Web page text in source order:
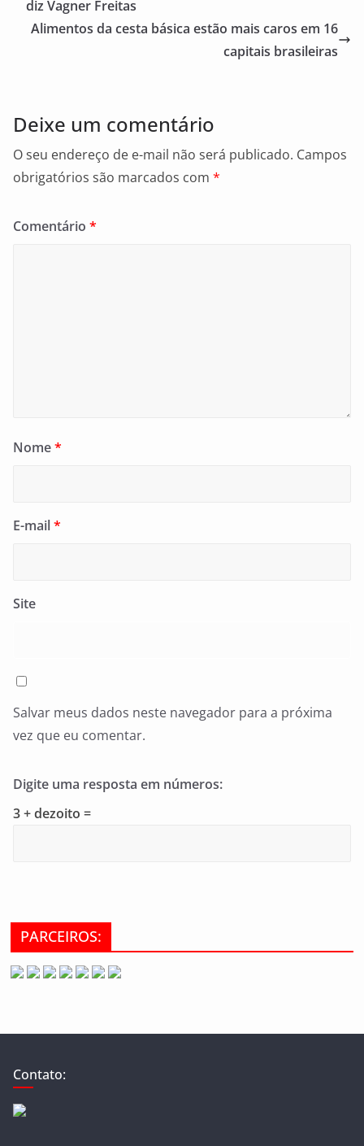
o
diz Vagner Freitas
Alimentos da cesta básica estão mais caros em 16
capitais brasileiras
Deixe um comentário
O seu endereço de e-mail não será publicado. Campos
obrigatórios são marcados com *
Comentário *
Nome*
E-mail*
Site
Salvar meus dados neste navegador para a próxima
vez que eu comentar.
Digite uma resposta em números:
3 + dezoito =
PARCEIROS:
Contato: